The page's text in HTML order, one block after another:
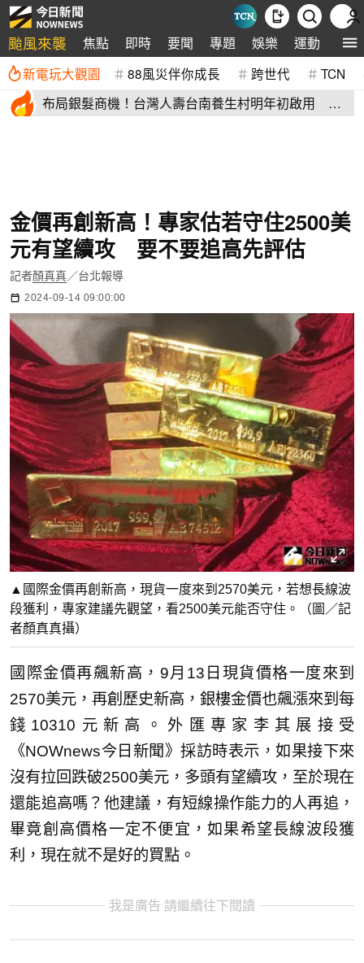
颱風來襲 焦點 即時 要聞 專題 娛樂 運動 全球
新電玩大觀園 88風災伴你成長 跨世代 TCN
布局銀髮商機！台灣人壽台南養生村明年初啟用 月
金價再創新高！專家估若守住2500美
元有望續攻 要不要追高先評估
記者顏真真／台北報導
2024-09-14 09:00:00
▲國際金價再創新高，現貨一度來到2570美元，若想長線波
段獲利，專家建議先觀望，看2500美元能否守住。（圖／記
者顏真真攝）
國際金價再飆新高，9月13日現貨價格一度來到
2570美元，再創歷史新高，銀樓金價也飆漲來到每
錢10310元新高。外匯專家李其展接受
《NOWnews今日新聞》採訪時表示，如果接下來
沒有拉回跌破2500美元，多頭有望續攻，至於現在
還能追高嗎？他建議，有短線操作能力的人再追，
畢竟創高價格一定不便宜，如果希望長線波段獲
利，現在就不是好的買點。
我是廣告 請繼續往下閱讀